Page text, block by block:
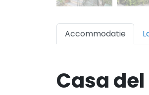
Accommodatie
Casa